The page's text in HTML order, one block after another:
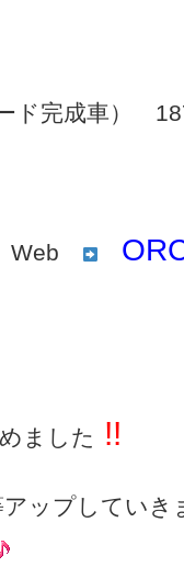
ド完成車）
Web
ました !!
アップしてい